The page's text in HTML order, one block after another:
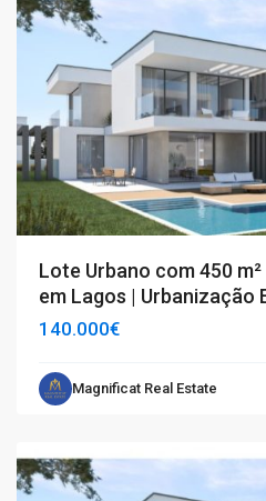
Lote Urbano com 450
em Lagos | Urbanização
140.000€
Magnificat Real Estate